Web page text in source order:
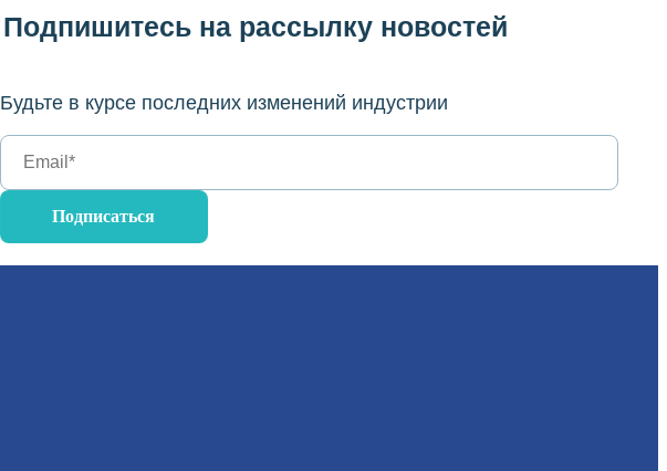
Подпишитесь на рассылку новостей
Будьте в курсе последних изменений индустрии
Подписаться